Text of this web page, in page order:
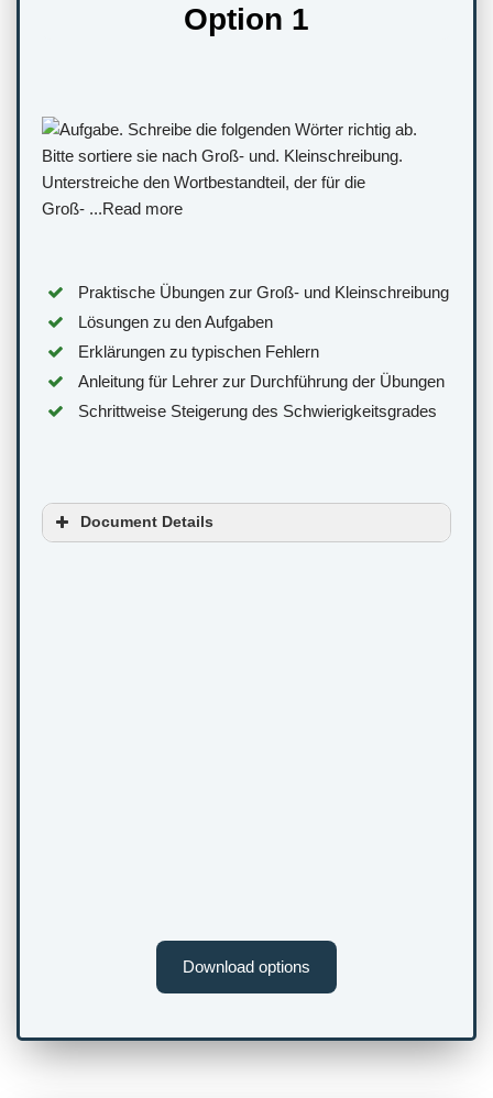
Option 1
Praktische Übungen zur Groß- und Kleinschreibung
Lösungen zu den Aufgaben
Erklärungen zu typischen Fehlern
Anleitung für Lehrer zur Durchführung der Übungen
Schrittweise Steigerung des Schwierigkeitsgrades
Document Details
Download options